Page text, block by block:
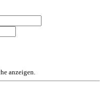
anzeigen.